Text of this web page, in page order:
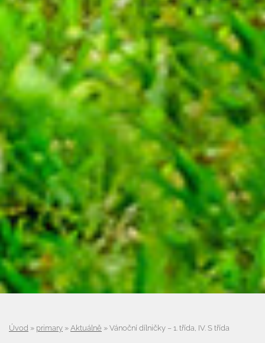
Úvod » primary » Aktuálně » Vánoční dílničky – 1. třída, IV. S třída